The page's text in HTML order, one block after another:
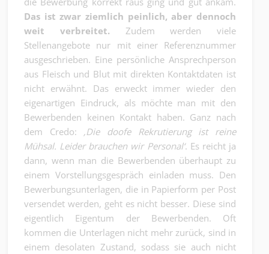
Das ist zwar ziemlich peinlich, aber dennoch
weit verbreitet. Zudem werden viele
Stellenangebote nur mit einer Referenznummer
ausgeschrieben. Eine persönliche Ansprechperson
aus Fleisch und Blut mit direkten Kontaktdaten ist
nicht erwähnt. Das erweckt immer wieder den
eigenartigen Eindruck, als möchte man mit den
Bewerbenden keinen Kontakt haben. Ganz nach
dem Credo: ‚Die doofe Rekrutierung ist reine
Mühsal. Leider brauchen wir Personal‘. Es reicht ja
dann, wenn man die Bewerbenden überhaupt zu
einem Vorstellungsgespräch einladen muss. Den
Bewerbungsunterlagen, die in Papierform per Post
versendet werden, geht es nicht besser. Diese sind
eigentlich Eigentum der Bewerbenden. Oft
kommen die Unterlagen nicht mehr zurück, sind in
einem desolaten Zustand, sodass sie auch nicht